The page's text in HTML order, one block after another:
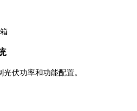
伏功率和功能配置。